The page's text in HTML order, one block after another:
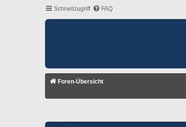
Schnellzugriff FAQ
Foren-Übersicht